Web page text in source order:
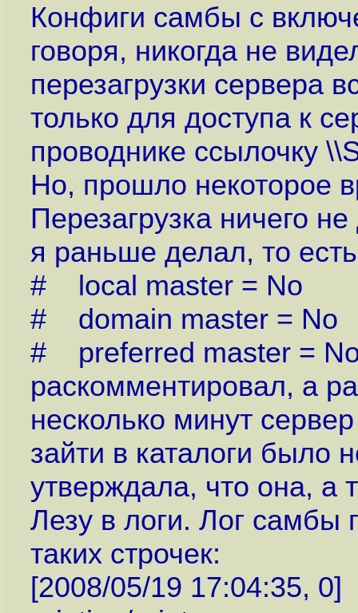
Конфиги самбы с
говоря, никогда не
перезагрузки сервера
только для доступа к
проводнике ссылочку
Но, прошло некоторое
Перезагрузка ничего
я раньше делал, то
# local master = No
# domain master = No
# preferred master =
раскомментировал, а
несколько минут
зайти в каталоги было
утверждала, что она, а
Лезу в логи. Лог самбы
таких строчек:
[2008/05/19 17:04:35, 0]